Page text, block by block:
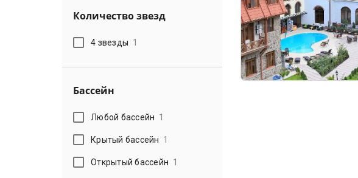
Количество звезд
4 звезды 1
Бассейн
Любой бассейн 1
Крытый бассейн 1
Открытый бассейн 1